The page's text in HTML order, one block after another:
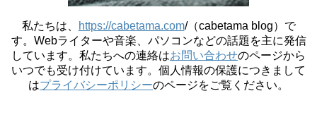
私たちは、 https://cabetama.com/（cabetama blog）で
す。 Webライターや音楽、パソコンなどの話題を主に発信
しています。私たちへの連絡はお問い合わせのページから
いつでも受け付けています。個人情報の保護につきまして
はプライバシーポリシーのページをご覧ください。